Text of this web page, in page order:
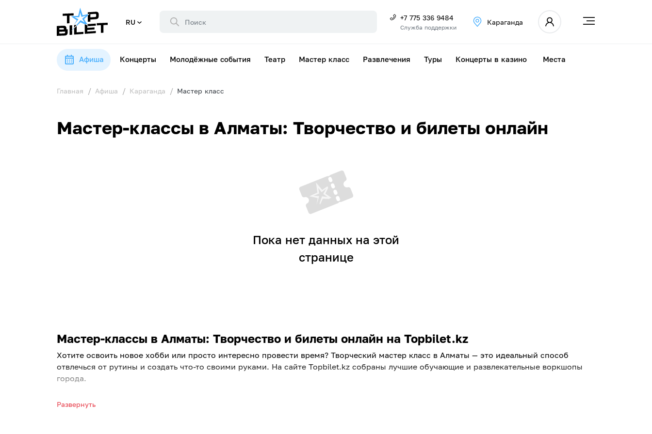
RU +7 775 336 9484
Служба поддержки
Караганда
Афиша Концерты Молодёжные события Театр Мастер класс Развлечения Туры Концерты в казино Места
Главная Афиша Караганда Мастер класс
Мастер-классы в Алматы: Творчество и билеты онлайн
Пока нет данных на этой
странице
Мастер-классы в Алматы: Творчество и билеты онлайн на Topbilet.kz
Хотите освоить новое хобби или просто интересно провести время? Творческий мастер класс в Алматы — это идеальный способ
отвлечься от рутины и создать что-то своими руками. На сайте Topbilet.kz собраны лучшие обучающие и развлекательные воркшопы
города.
Развернуть